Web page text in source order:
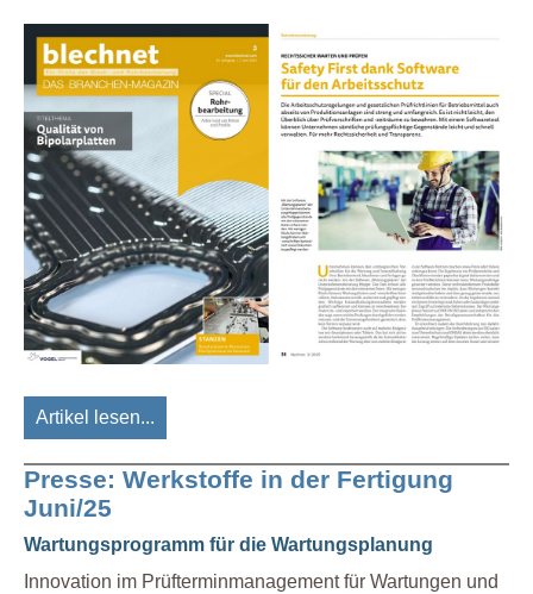
Artikel lesen...
Presse: Werkstoffe in der Fertigung
Juni/25
Wartungsprogramm für die Wartungsplanung
Innovation im Prüfterminmanagement für Wartungen und